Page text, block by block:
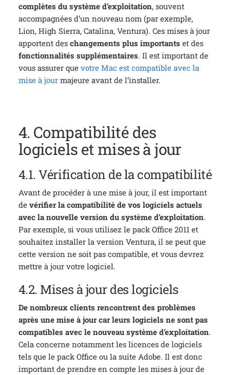
complètes du système d’exploitation, souvent
accompagnées d’un nouveau nom (par exemple,
Lion, High Sierra, Catalina, Ventura). Ces mises à jour
apportent des changements plus importants et des
fonctionnalités supplémentaires. Il est important de
vous assurer que votre Mac est compatible avec la
mise à jourmajeure avant de l’installer.
4. Compatibilité des
logiciels et mises à jour
4.1. Vérification de la compatibilité
Avant de procéder à une mise à jour, il est important
de vérifier la compatibilité de vos logiciels actuels
avec la nouvelle version du système d’exploitation.
Par exemple, si vous utilisez le pack Office 2011 et
souhaitez installer la version Ventura, il se peut que
cette version ne soit pas compatible, et vous devrez
mettre à jour votre logiciel.
4.2. Mises à jour des logiciels
De nombreux clients rencontrent des problèmes
après une mise à jour car leurs logiciels ne sont pas
compatibles avec le nouveau système d’exploitation.
Cela concerne notamment les licences de logiciels
tels que le pack Office ou la suite Adobe. Il est donc
important de prendre en compte les mises à jour de